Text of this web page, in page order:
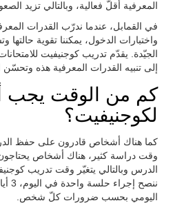
المعرفية أقلّ فعالية، وبالتالي تزيد
في القمابل، عندما ندرّب القدرات
واختبارات الدخول، يمكننا تقوية حالتها
الجيّدة. يقدّم تدريب كوجنيفيت
إلى تنبيه القدرات المعرفية هذه وتحسّن
كم من الوقت يجب
لكوجنيفيت؟
كما هناك أشخاص قادرون على حفظ
وقت دراسة كثير، هناك أشخاص
الدرس وبالتالي يتغيّر وقت تدريب
اليومي بحسب ضرورات كلّ شخص.